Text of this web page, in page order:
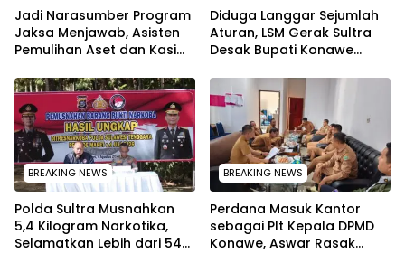
Jadi Narasumber Program
Jaksa Menjawab, Asisten
Pemulihan Aset dan Kasi
Terima Penghargaan dari
Komisaris MEK TV
Diduga Langgar Sejumlah
Aturan, LSM Gerak Sultra
Desak Bupati Konawe
Toronipa
BREAKING NEWS
Polda Sultra Musnahkan
5,4 Kilogram Narkotika,
Selamatkan Lebih dari 54
BREAKING NEWS
Perdana Masuk Kantor
sebagai Plt Kepala DPMD
Konawe, Aswar Rasak